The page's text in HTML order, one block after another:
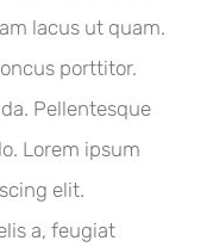
lacus ut quam.
porttitor.
Pellentesque
Lorem ipsum
elit.
a, feugiat